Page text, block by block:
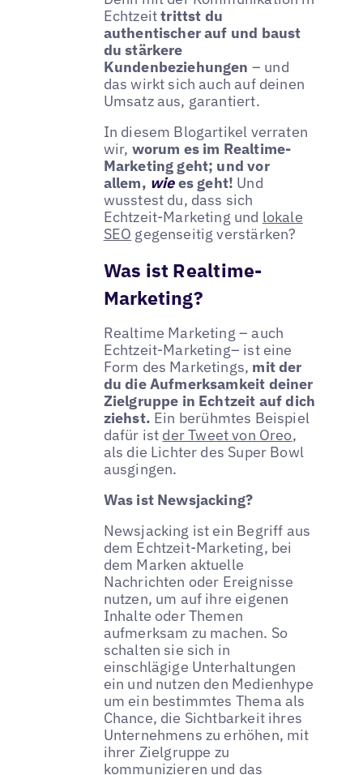
Echtzeittrittst du
authentischer auf und baust
du stärkere
Kundenbeziehungen – und
das wirkt sich auch auf deinen
Umsatz aus, garantiert.
In diesem Blogartikel verraten
wir, worum es im Realtime-
Marketing geht; und vor
allem, wiees geht! Und
wusstest du, dass sich
Echtzeit-Marketing und lokale
SEO gegenseitig verstärken?
Was ist Realtime-
Marketing?
Realtime Marketing – auch
Echtzeit-Marketing– ist eine
Form des Marketings, mit der
du die Aufmerksamkeit deiner
Zielgruppe in Echtzeit auf dich
ziehst. Ein berühmtes Beispiel
dafür ist der Tweet von Oreo,
als die Lichter des Super Bowl
ausgingen.
Was ist Newsjacking?
Newsjacking ist ein Begriff aus
dem Echtzeit-Marketing, bei
dem Marken aktuelle
Nachrichten oder Ereignisse
nutzen, um auf ihre eigenen
Inhalte oder Themen
aufmerksam zu machen. So
schalten sie sich in
einschlägige Unterhaltungen
ein und nutzen den Medienhype
um ein bestimmtes Thema als
Chance, die Sichtbarkeit ihres
Unternehmens zu erhöhen, mit
ihrer Zielgruppe zu
kommunizieren und das